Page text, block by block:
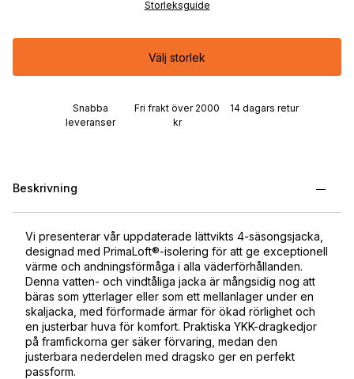
Storleksguide
Välj storlek
Snabba
leveranser
Fri frakt över 2000
kr
14 dagars retur
Beskrivning
Vi presenterar vår uppdaterade lättvikts 4-säsongsjacka,
designad med PrimaLoft®-isolering för att ge exceptionell
värme och andningsförmåga i alla väderförhållanden.
Denna vatten- och vindtåliga jacka är mångsidig nog att
bäras som ytterlager eller som ett mellanlager under en
skaljacka, med förformade ärmar för ökad rörlighet och
en justerbar huva för komfort. Praktiska YKK-dragkedjor
på framfickorna ger säker förvaring, medan den
justerbara nederdelen med dragsko ger en perfekt
passform.